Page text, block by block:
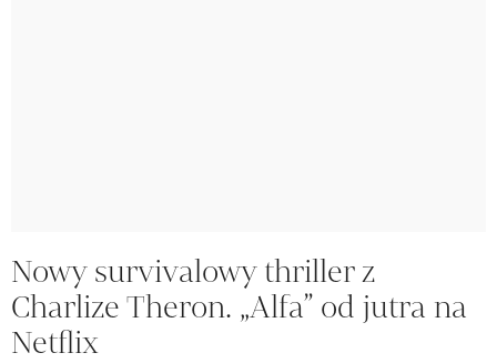
Nowy survivalowy thriller z
Charlize Theron. „Alfa” od jutra na
Netflix